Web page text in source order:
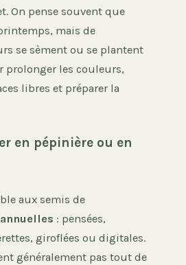
On pense souvent que
mais de
se sèment ou se plantent
prolonger les couleurs,
libres et préparer la
en pépinière ou en
aux semis de
: pensées,
giroflées ou digitales.
généralement pas tout de